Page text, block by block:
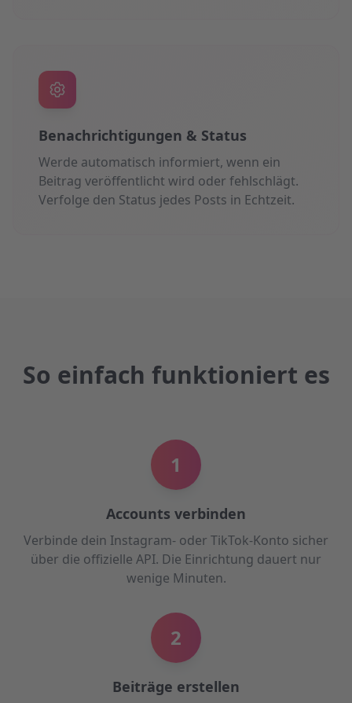
Benachrichtigungen & Status
Werde automatisch informiert, wenn ein
Beitrag veröffentlicht wird oder fehlschlägt.
Verfolge den Status jedes Posts in Echtzeit.
So einfach funktioniert es
1
Accounts verbinden
Verbinde dein Instagram- oder TikTok-Konto sicher
über die offizielle API. Die Einrichtung dauert nur
wenige Minuten.
2
Beiträge erstellen